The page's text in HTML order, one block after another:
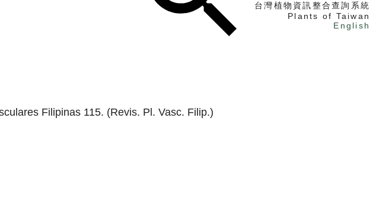
台灣植物資訊整合查詢系統
Plants of Taiwan
English
Filipinas 115. (Revis. Pl. Vasc. Filip.)